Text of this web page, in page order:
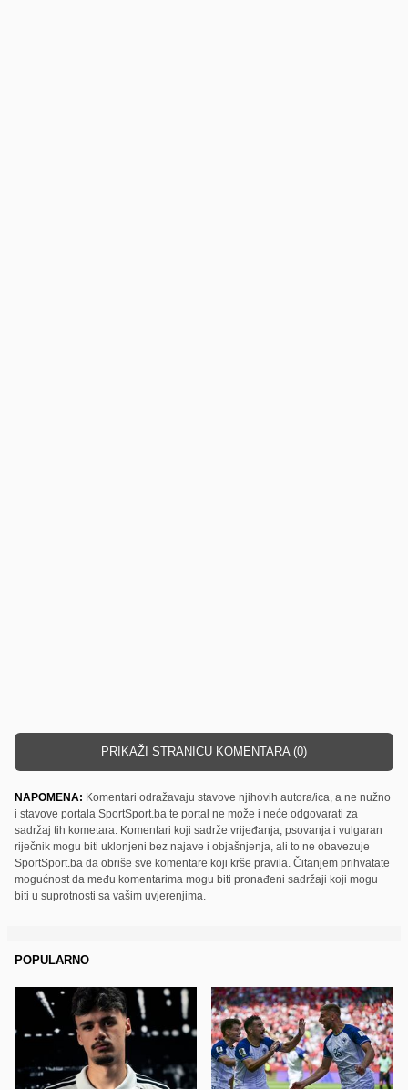
PRIKAŽI STRANICU KOMENTARA (0)
NAPOMENA: Komentari odražavaju stavove njihovih autora/ica, a ne nužno
i stavove portala SportSport.ba te portal ne može i neće odgovarati za
sadržaj tih kometara. Komentari koji sadrže vrijeđanja, psovanja i vulgaran
riječnik mogu biti uklonjeni bez najave i objašnjenja, ali to ne obavezuje
SportSport.ba da obriše sve komentare koji krše pravila. Čitanjem prihvatate
mogućnost da među komentarima mogu biti pronađeni sadržaji koji mogu
biti u suprotnosti sa vašim uvjerenjima.
POPULARNO